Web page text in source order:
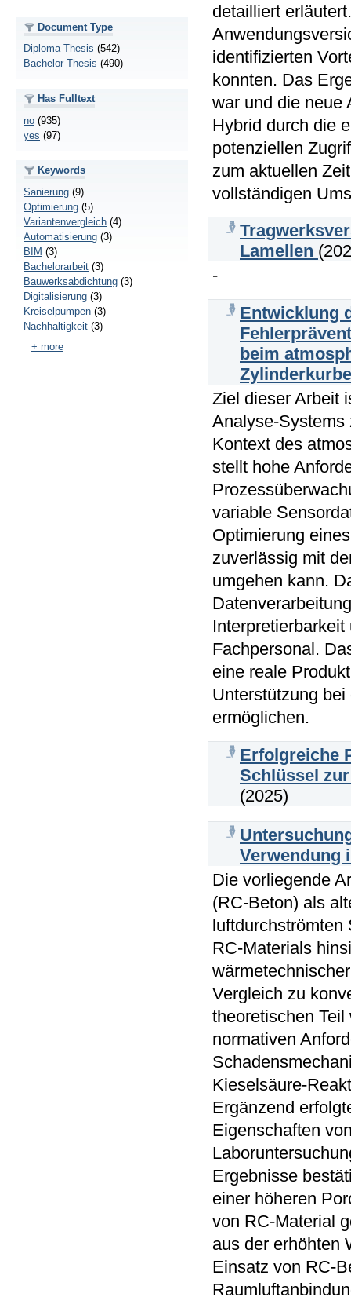
Document Type
Diploma Thesis (542)
Bachelor Thesis (490)
Has Fulltext
no (935)
yes (97)
Keywords
Sanierung (9)
Optimierung (5)
Variantenvergleich (4)
Automatisierung (3)
BIM (3)
Bachelorarbeit (3)
Bauwerksabdichtung (3)
Digitalisierung (3)
Kreiselpumpen (3)
Nachhaltigkeit (3)
+ more
detailliert
identifizierten
konnten. Das
war und die neue
Hybrid durch die
potenziellen
zum aktuellen
vollständigen
Lamellen
-
Entwicklung
beim
Ziel dieser Arbeit
Analyse-Systems
Kontext des
stellt hohe
variable
Optimierung
zuverlässig mit
umgehen kann.
Fachpersonal.
eine reale
Unterstützung
ermöglichen.
Erfolgreiche
Schlüssel
(2025)
Verwendung
Die vorliegende
(RC-Beton) als
luftdurchströmten
RC-Materials
Vergleich zu
theoretischen
normativen
Kieselsäure-
Ergänzend
Eigenschaften
Ergebnisse
einer höheren
von RC-Material
aus der erhöhten
Einsatz von RC-